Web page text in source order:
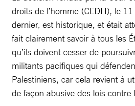
droits de l’homme (CEDH), le
dernier, est historique, et était
fait clairement savoir à tous les
qu’ils doivent cesser de
militants pacifiques qui
Palestiniens, car cela revient à
de façon abusive des lois